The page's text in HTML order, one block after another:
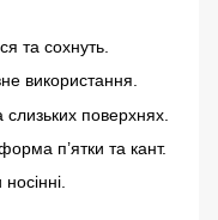
та сохнуть.
використання.
поверхнях.
п’ятки та кант.